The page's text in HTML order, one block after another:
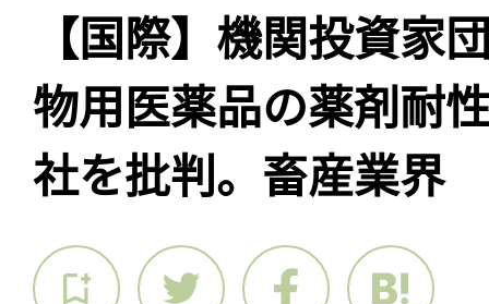
【国際】機関投資家
物用医薬品の薬剤耐
社を批判。畜産業界